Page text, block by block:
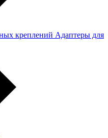
Адаптеры для